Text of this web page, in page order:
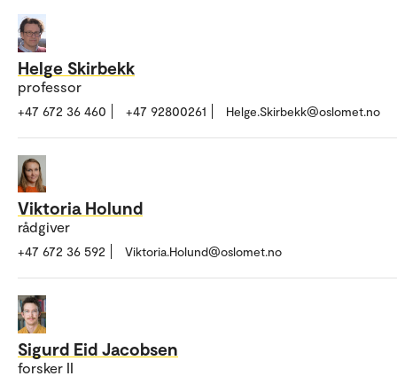
Helge Skirbekk
professor
+47 672 36 460 +47 92800261 Helge.Skirbekk@oslomet.no
Viktoria Holund
rådgiver
+47 672 36 592 Viktoria.Holund@oslomet.no
Sigurd Eid Jacobsen
forsker II